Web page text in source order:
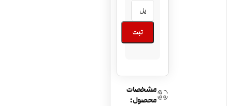
ثبت
مشخصات
محصول: